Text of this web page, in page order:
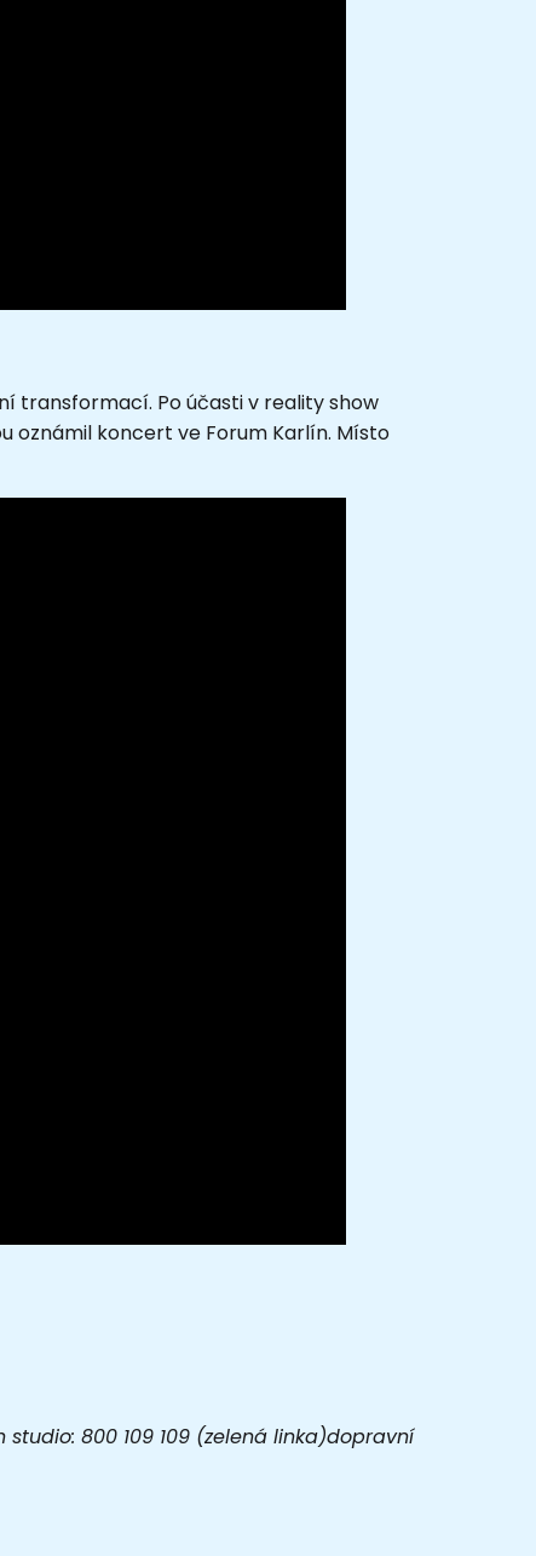
transformací. Po účasti v reality show
oznámil koncert ve Forum Karlín. Místo
800 109 109 (zelená linka)dopravní